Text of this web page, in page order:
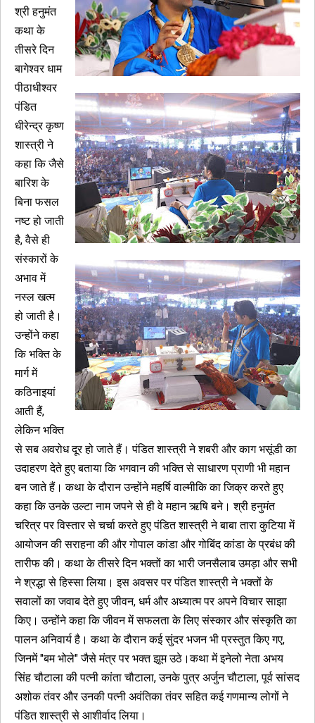
श्री हनुमंत
कथा के
तीसरे दिन
बागेश्वर धाम
पीठाधीश्वर
पंडित
धीरेन्द्र कृष्ण
शास्त्री ने
कहा कि जैसे
बारिश के
बिना फसल
नष्ट हो जाती
है, वैसे ही
संस्कारों के
अभाव में
नस्ल खत्म
हो जाती है।
उन्होंने कहा
कि भक्ति के
मार्ग में
कठिनाइयां
आती हैं,
लेकिन भक्ति
से सब अवरोध दूर हो जाते हैं। पंडित शास्त्री ने शबरी और काग भसूंडी का
उदाहरण देते हुए बताया कि भगवान की भक्ति से साधारण प्राणी भी महान
बन जाते हैं। कथा के दौरान उन्होंने महर्षि वाल्मीकि का जिक्र करते हुए
कहा कि उनके उल्टा नाम जपने से ही वे महान ऋषि बने। श्री हनुमंत
चरित्र पर विस्तार से चर्चा करते हुए पंडित शास्त्री ने बाबा तारा कुटिया में
आयोजन की सराहना की और गोपाल कांडा और गोबिंद कांडा के प्रबंध की
तारीफ की। कथा के तीसरे दिन भक्तों का भारी जनसैलाब उमड़ा और सभी
ने श्रद्धा से हिस्सा लिया। इस अवसर पर पंडित शास्त्री ने भक्तों के
सवालों का जवाब देते हुए जीवन, धर्म और अध्यात्म पर अपने विचार साझा
किए। उन्होंने कहा कि जीवन में सफलता के लिए संस्कार और संस्कृति का
पालन अनिवार्य है। कथा के दौरान कई सुंदर भजन भी प्रस्तुत किए गए,
जिनमें "बम भोले" जैसे मंत्र पर भक्त झूम उठे।कथा में इनेलो नेता अभय
सिंह चौटाला की पत्नी कांता चौटाला, उनके पुत्र अर्जुन चौटाला, पूर्व सांसद
अशोक तंवर और उनकी पत्नी अवंतिका तंवर सहित कई गणमान्य लोगों ने
पंडित शास्त्री से आशीर्वाद लिया।